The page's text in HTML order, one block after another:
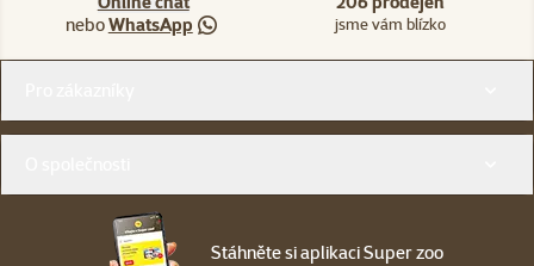
neboWhatsApp jsme vám blízko
Stáhněte si aplikaci Super zoo